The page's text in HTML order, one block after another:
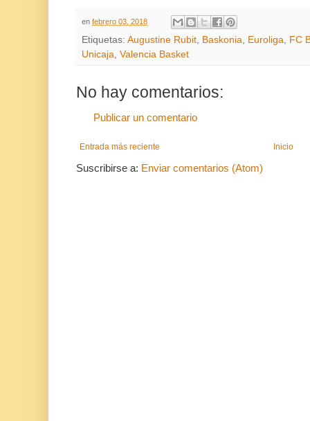
en febrero 03, 2018
Etiquetas: Augustine Rubit, Baskonia, Euroliga, FC
Unicaja, Valencia Basket
No hay comentarios:
Publicar un comentario
Entrada más reciente Inicio
Suscribirse a: Enviar comentarios (Atom)